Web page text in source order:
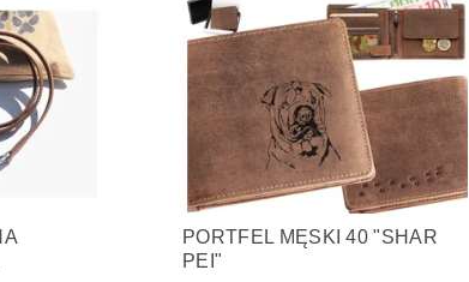
PORTFEL MĘSKI 40 "SHAR
PEI"